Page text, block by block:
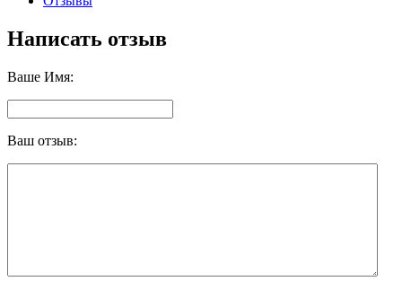
Написать отзыв
Ваше Имя:
Ваш отзыв: